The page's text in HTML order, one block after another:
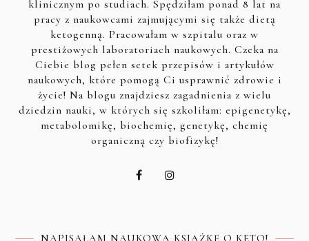
klinicznym po studiach. Spędziłam ponad 8 lat na
pracy z naukowcami zajmującymi się także dietą
ketogenną. Pracowałam w szpitalu oraz w
prestiżowych laboratoriach naukowych. Czeka na
Ciebie blog pełen setek przepisów i artykułów
naukowych, które pomogą Ci usprawnić zdrowie i
życie! Na blogu znajdziesz zagadnienia z wielu
dziedzin nauki, w których się szkoliłam: epigenetykę,
metabolomikę, biochemię, genetykę, chemię
organiczną czy biofizykę!
NAPISAŁAM NAUKOWĄ KSIĄŻKĘ O KETO!